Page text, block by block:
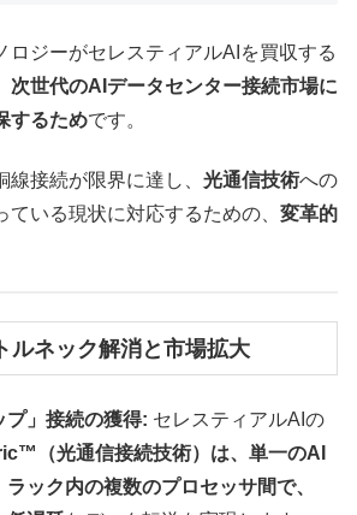
ジーがセレスティアルAIを買収する
次世代のAIデータセンター接続市場に
するためです。
接続が限界に達し、 光通信技術への
いる現状に対応するための、 変革的
ルネック解消と市場拡大
プ」接続の獲得: セレスティアルAIの
（光通信接続技術）は、単一のAI
ック内の複数のプロセッサ間で、